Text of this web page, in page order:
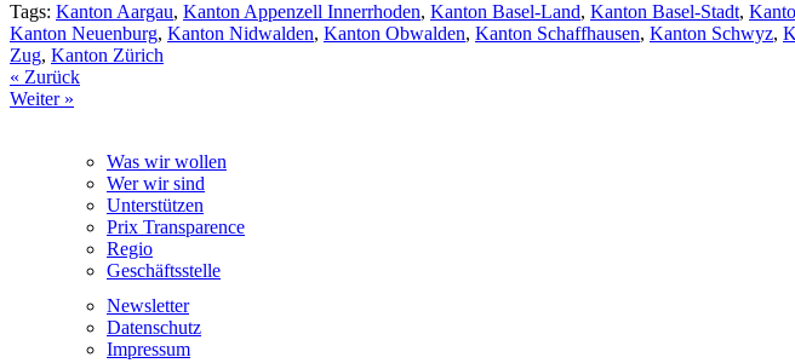
Tags: Kanton Aargau, Kanton Appenzell Innerrhoden, Kanton Basel-Land, Kanton Basel-Stadt,
Kanton Neuenburg, Kanton Nidwalden, Kanton Obwalden, Kanton Schaffhausen, Kanton Schwyz,
Zug, Kanton Zürich
« Zurück
Weiter »
Was wir wollen
Wer wir sind
Unterstützen
Prix Transparence
Regio
Geschäftsstelle
Newsletter
Datenschutz
Impressum